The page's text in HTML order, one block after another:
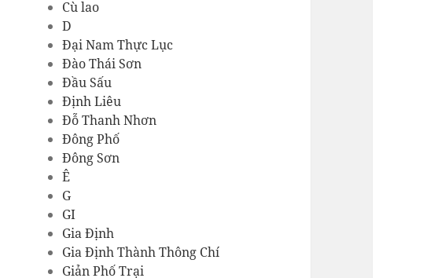
Cù lao
D
Đại Nam Thực Lục
Đào Thái Sơn
Đầu Sấu
Định Liêu
Đỗ Thanh Nhơn
Đông Phố
Đông Sơn
Ê
G
GI
Gia Định
Gia Định Thành Thông Chí
Giản Phố Trại